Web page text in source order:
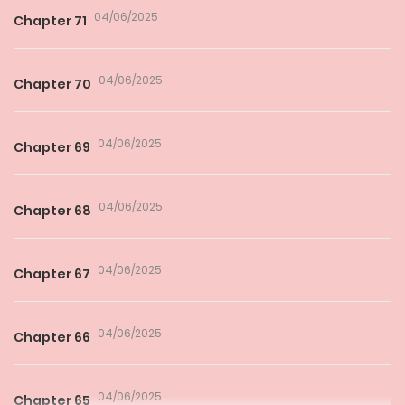
Chapter 71 04/06/2025
Chapter 70 04/06/2025
Chapter 69 04/06/2025
Chapter 68 04/06/2025
Chapter 67 04/06/2025
Chapter 66 04/06/2025
Chapter 65 04/06/2025